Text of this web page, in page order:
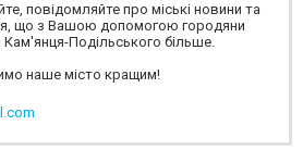
повідомляйте про міські новини та
що з Вашою допомогою городяни
Подільського більше.
наше місто кращим!